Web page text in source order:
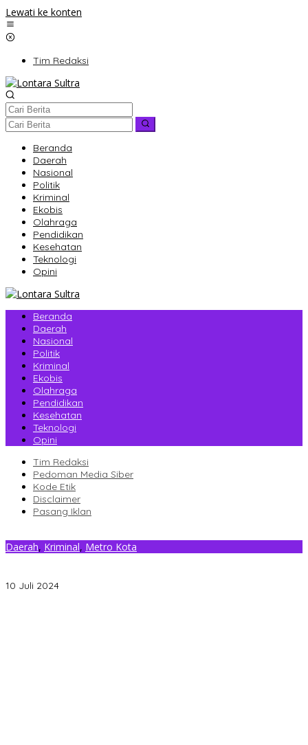
Lewati ke konten
Tim Redaksi
Beranda
Daerah
Nasional
Politik
Kriminal
Ekobis
Olahraga
Pendidikan
Kesehatan
Teknologi
Opini
Beranda
Daerah
Nasional
Politik
Kriminal
Ekobis
Olahraga
Pendidikan
Kesehatan
Teknologi
Opini
Tim Redaksi
Pedoman Media Siber
Kode Etik
Disclaimer
Pasang Iklan
Daerah, Kriminal, Metro Kota
10 Juli 2024